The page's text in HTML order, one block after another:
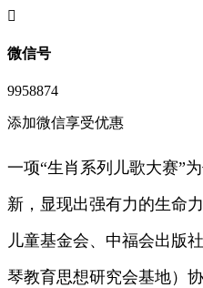
󦘖
微信号
9958874
添加微信享受优惠
一项“生肖系列儿歌大赛”
新，显现出强有力的生命
儿童基金会、中福会出版
琴教育思想研究会基地）